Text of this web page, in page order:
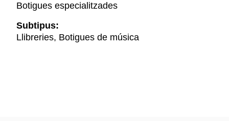
Botigues especialitzades
Subtipus:
Llibreries, Botigues de música